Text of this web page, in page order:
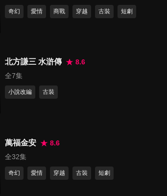
第16集
第17集
分鐘
奇幻 愛情 商戰 穿越 古裝 短劇
北方謙三 水滸傳
8.6
全7集
小說改編 古裝
萬福金安
8.6
全32集
奇幻 愛情 穿越 古裝 短劇